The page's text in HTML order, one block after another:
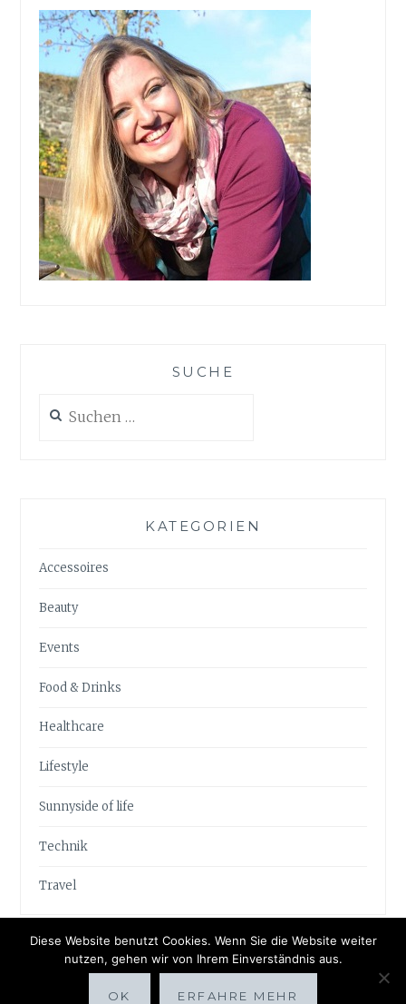
SUCHE
nach:
KATEGORIEN
Accessoires
Beauty
Events
Food & Drinks
Healthcare
Lifestyle
Sunnyside of life
Technik
Travel
Diese Website benutzt Cookies. Wenn Sie die Website weiter
nutzen, gehen wir von Ihrem Einverständnis aus.
OK ERFAHRE MEHR